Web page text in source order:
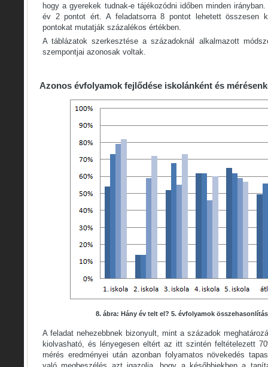
hogy a gyerekek tudnak-e tájékozódni időben minden
év 2 pontot ért. A feladatsorra 8 pontot lehetett összesen
pontokat mutatják százalékos értékben.
A táblázatok szerkesztése a századoknál alkalmazott
szempontjai azonosak voltak.
Azonos évfolyamok fejlődése iskolánként és
8. ábra: Hány év telt el? 5. évfolyamok
A feladat nehezebbnek bizonyult, mint a századok
kiolvasható, és lényegesen eltért az itt szintén feltételezett
mérés eredményei után azonban folyamatos növekedés